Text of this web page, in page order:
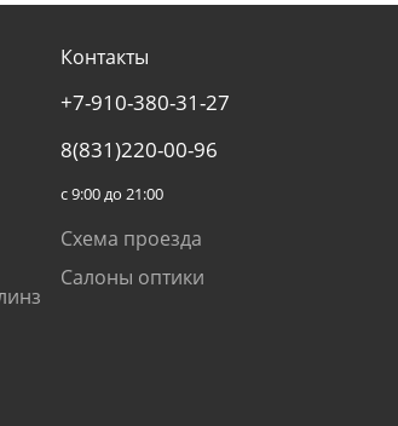
Контакты
+7-910-380-31-27
8(831)220-00-96
с 9:00 до 21:00
Схема проезда
Салоны оптики